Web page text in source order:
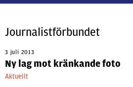
Journalistförbundet
3 juli 2013
Ny lag mot kränkande foto
Aktuellt